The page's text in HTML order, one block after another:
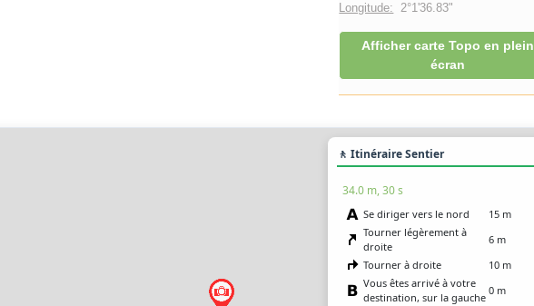
Longitude: 2°1'36.83"
Afficher carte Topo en plein
écran
🚶 Itinéraire Sentier
34.0 m, 30 s
Se diriger vers le nord
15 m
Tourner légèrement à
droite
6 m
Tourner à droite
10 m
Vous êtes arrivé à votre
destination, sur la gauche
0 m